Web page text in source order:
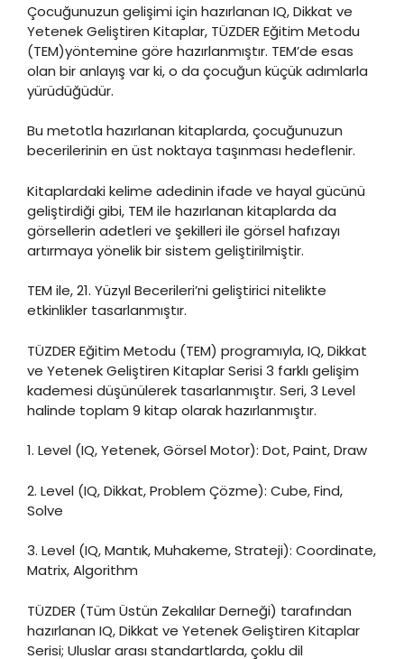
Çocuğunuzun gelişimi için hazırlanan IQ, Dikkat ve
Yetenek Geliştiren Kitaplar, TÜZDER Eğitim Metodu
(TEM)yöntemine göre hazırlanmıştır. TEM’de esas
olan bir anlayış var ki, o da çocuğun küçük adımlarla
yürüdüğüdür.
Bu metotla hazırlanan kitaplarda, çocuğunuzun
becerilerinin en üst noktaya taşınması hedeflenir.
Kitaplardaki kelime adedinin ifade ve hayal gücünü
geliştirdiği gibi, TEM ile hazırlanan kitaplarda da
görsellerin adetleri ve şekilleri ile görsel hafızayı
artırmaya yönelik bir sistem geliştirilmiştir.
TEM ile, 21. Yüzyıl Becerileri’ni geliştirici nitelikte
etkinlikler tasarlanmıştır.
TÜZDER Eğitim Metodu (TEM) programıyla, IQ, Dikkat
ve Yetenek Geliştiren Kitaplar Serisi 3 farklı gelişim
kademesi düşünülerek tasarlanmıştır. Seri, 3 Level
halinde toplam 9 kitap olarak hazırlanmıştır.
1. Level (IQ, Yetenek, Görsel Motor): Dot, Paint, Draw
2. Level (IQ, Dikkat, Problem Çözme): Cube, Find,
Solve
3. Level (IQ, Mantık, Muhakeme, Strateji): Coordinate,
Matrix, Algorithm
TÜZDER (Tüm Üstün Zekalılar Derneği) tarafından
hazırlanan IQ, Dikkat ve Yetenek Geliştiren Kitaplar
Serisi; Uluslar arası standartlarda, çoklu dil